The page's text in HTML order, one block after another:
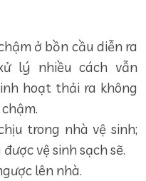
ở bồn cầu diễn ra
lý nhiều cách vẫn
hoạt thải ra không
trong nhà vệ sinh;
vệ sinh sạch sẽ.
lên nhà.